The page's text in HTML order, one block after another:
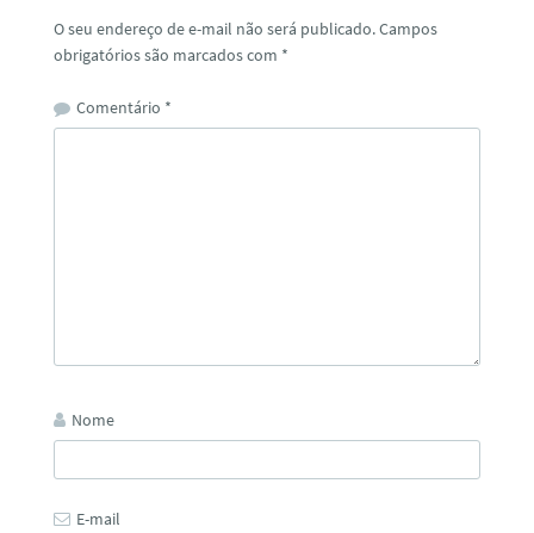
O seu endereço de e-mail não será publicado.Campos
obrigatórios são marcados com *
Comentário *
Nome
E-mail